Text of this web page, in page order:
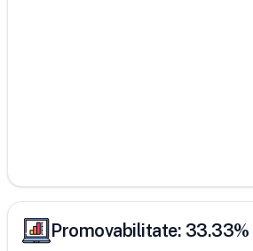
Promovabilitate: 33.33%